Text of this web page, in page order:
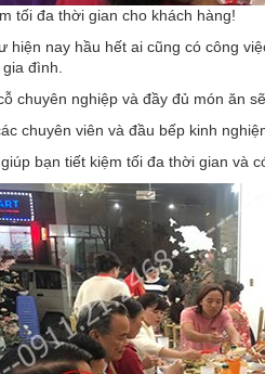
tối đa thời gian cho khách hàng!
hiện nay hầu hết ai cũng có công
đình.
chuyên nghiệp và đầy đủ món ăn
chuyên viên và đầu bếp kinh
bạn tiết kiệm tối đa thời gian và